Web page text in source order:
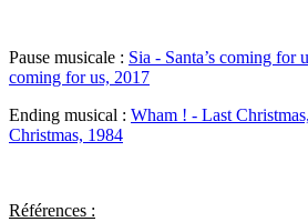
Pause musicale : Sia - Santa’s coming for
coming for us, 2017
Ending musical : Wham ! - Last
Christmas, 1984
Références :